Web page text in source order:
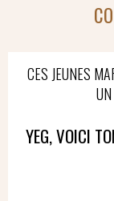
CES JEUNES
YEG, VOICI